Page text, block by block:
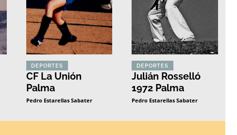
DEPORTES
CF La Unión
Palma
Pedro Estarellas Sabater
DEPORTES
Julián Rosselló
1972 Palma
Pedro Estarellas Sabater